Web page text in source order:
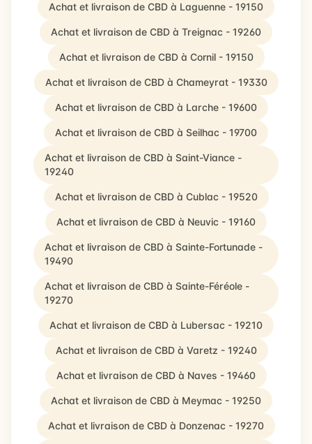
Achat et livraison de CBD à Laguenne - 19150
Achat et livraison de CBD à Treignac - 19260
Achat et livraison de CBD à Cornil - 19150
Achat et livraison de CBD à Chameyrat - 19330
Achat et livraison de CBD à Larche - 19600
Achat et livraison de CBD à Seilhac - 19700
Achat et livraison de CBD à Saint-Viance -
19240
Achat et livraison de CBD à Cublac - 19520
Achat et livraison de CBD à Neuvic - 19160
Achat et livraison de CBD à Sainte-Fortunade -
19490
Achat et livraison de CBD à Sainte-Féréole -
19270
Achat et livraison de CBD à Lubersac - 19210
Achat et livraison de CBD à Varetz - 19240
Achat et livraison de CBD à Naves - 19460
Achat et livraison de CBD à Meymac - 19250
Achat et livraison de CBD à Donzenac - 19270